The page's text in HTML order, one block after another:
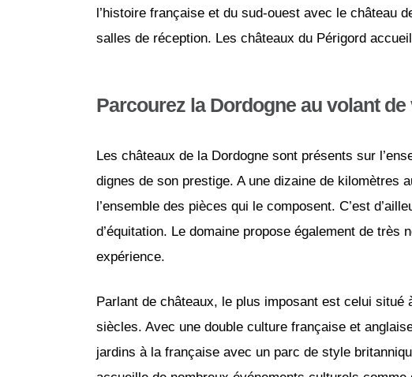
l’histoire française et du sud-ouest avec le château
salles de réception. Les châteaux du Périgord
Parcourez la Dordogne au volant
Les châteaux de la Dordogne sont présents sur
dignes de son prestige. A une dizaine de kilomètres
l’ensemble des pièces qui le composent. C’est
d’équitation. Le domaine propose également de
expérience.
Parlant de châteaux, le plus imposant est celui
siècles. Avec une double culture française et
jardins à la française avec un parc de style